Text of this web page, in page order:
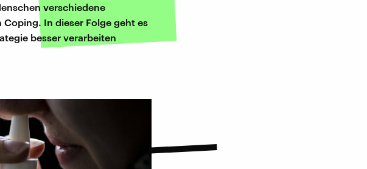
verschiedene
In dieser Folge geht es
besser verarbeiten